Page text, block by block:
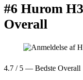
#6 Hurom
Overall
4.7 / 5 — Bedste Overall